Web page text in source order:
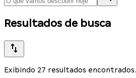
Resultados de busca
Exibindo 27 resultados encontrados.